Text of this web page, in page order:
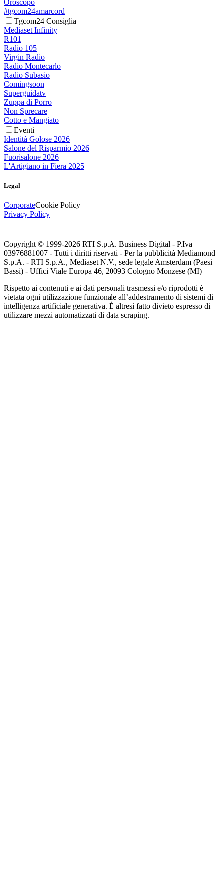
Oroscopo
#tgcom24amarcord
Tgcom24 Consiglia
Mediaset Infinity
R101
Radio 105
Virgin Radio
Radio Montecarlo
Radio Subasio
Comingsoon
Superguidatv
Zuppa di Porro
Non Sprecare
Cotto e Mangiato
Eventi
Identità Golose 2026
Salone del Risparmio 2026
Fuorisalone 2026
L'Artigiano in Fiera 2025
Legal
CorporateCookie Policy
Privacy Policy
Copyright © 1999-2026 RTI S.p.A. Business Digital - P.Iva
03976881007 - Tutti i diritti riservati - Per la pubblicità Mediamond
S.p.A. - RTI S.p.A., Mediaset N.V., sede legale Amsterdam (Paesi
Bassi) - Uffici Viale Europa 46, 20093 Cologno Monzese (MI)
Rispetto ai contenuti e ai dati personali trasmessi e/o riprodotti è
vietata ogni utilizzazione funzionale all’addestramento di sistemi di
intelligenza artificiale generativa. È altresì fatto divieto espresso di
utilizzare mezzi automatizzati di data scraping.